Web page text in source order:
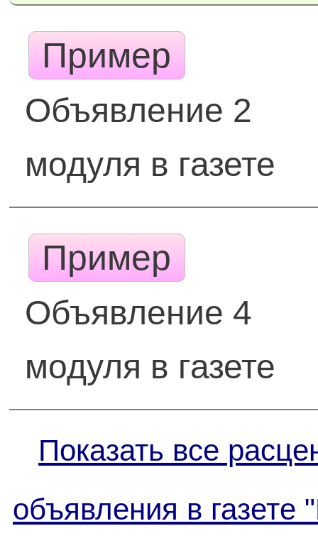
Пример
Объявление 2
модуля в газете
Пример
Объявление 4
модуля в газете
Показать все
объявления в газете